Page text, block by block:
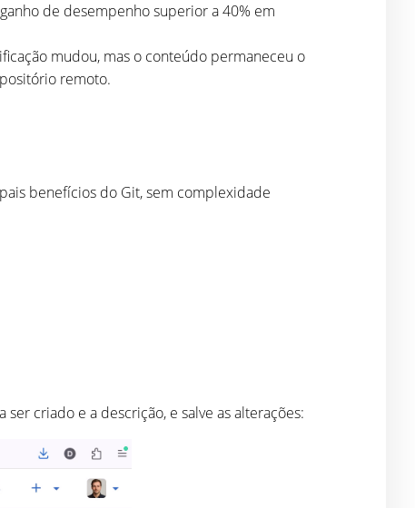
de desempenho superior a 40% em
mudou, mas o conteúdo permaneceu o
remoto.
benefícios do Git, sem complexidade
ser criado e a descrição, e salve as alterações: